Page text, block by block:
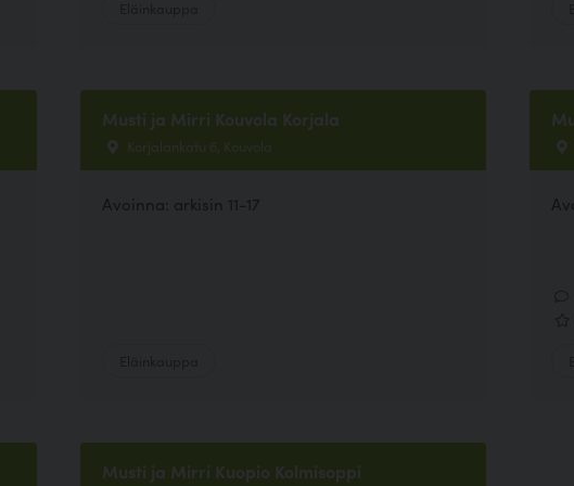
Musti ja Mirri Kouvola Korjala
Korjalankatu 6, Kouvola
Avoinna: arkisin 11-17
Musti ja Mirri Kuopio Kolmisoppi